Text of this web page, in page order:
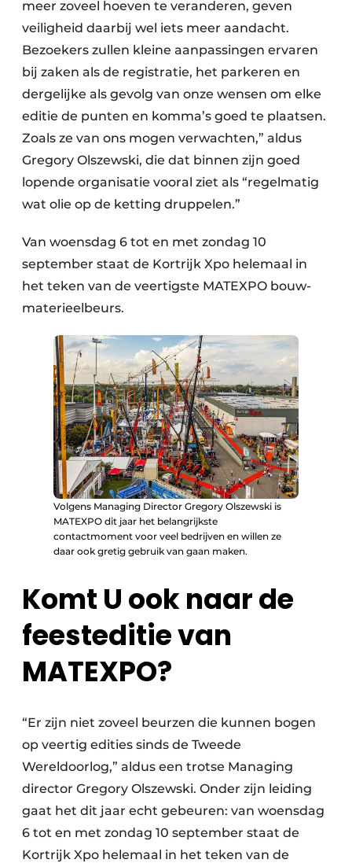
meer zoveel hoeven te veranderen, geven
veiligheid daarbij wel iets meer aandacht.
Bezoekers zullen kleine aanpassingen ervaren
bij zaken als de registratie, het parkeren en
dergelijke als gevolg van onze wensen om elke
editie de punten en komma’s goed te plaatsen.
Zoals ze van ons mogen verwachten,” aldus
Gregory Olszewski, die dat binnen zijn goed
lopende organisatie vooral ziet als “regelmatig
wat olie op de ketting druppelen.”
Van woensdag 6 tot en met zondag 10
september staat de Kortrijk Xpo helemaal in
het teken van de veertigste MATEXPO bouw-
materieelbeurs.
Volgens Managing Director Gregory Olszewski is
MATEXPO dit jaar het belangrijkste
contactmoment voor veel bedrijven en willen ze
daar ook gretig gebruik van gaan maken.
Komt U ook naar de
feesteditie van
MATEXPO?
“Er zijn niet zoveel beurzen die kunnen bogen
op veertig edities sinds de Tweede
Wereldoorlog,” aldus een trotse Managing
director Gregory Olszewski. Onder zijn leiding
gaat het dit jaar echt gebeuren: van woensdag
6 tot en met zondag 10 september staat de
Kortrijk Xpo helemaal in het teken van de